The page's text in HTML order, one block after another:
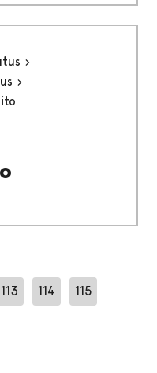
113 114 115